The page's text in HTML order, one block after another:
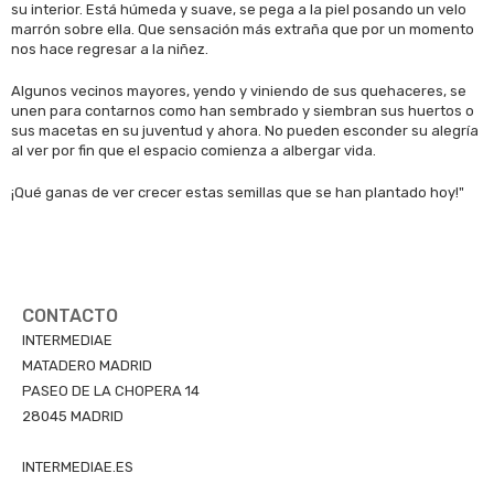
su interior. Está húmeda y suave, se pega a la piel posando un velo
marrón sobre ella. Que sensación más extraña que por un momento
nos hace regresar a la niñez.
Algunos vecinos mayores, yendo y viniendo de sus quehaceres, se
unen para contarnos como han sembrado y siembran sus huertos o
sus macetas en su juventud y ahora. No pueden esconder su alegría
al ver por fin que el espacio comienza a albergar vida.
¡Qué ganas de ver crecer estas semillas que se han plantado hoy!"
CONTACTO
INTERMEDIAE
MATADERO MADRID
PASEO DE LA CHOPERA 14
28045 MADRID
INTERMEDIAE.ES